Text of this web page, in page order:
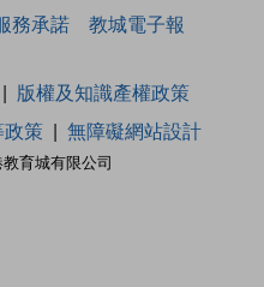
務承諾 教城電子報
育城有限公司
版權及知識產權政策
策 無障礙網站設計